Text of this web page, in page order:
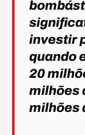
investir
quando
20
milhões
milhões